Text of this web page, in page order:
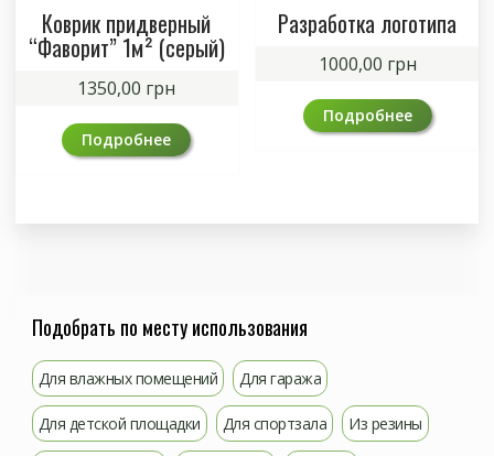
Коврик придверный
“Фаворит” 1м² (серый)
1350,00 грн
Подробнее
Разработка логотипа
1000,00 грн
Подробнее
Подобрать по месту использования
Для влажных помещений Для гаража
Для детской площадки Для спортзала Из резины